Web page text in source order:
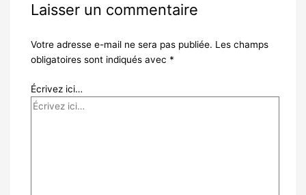
Laisser un commentaire
Votre adresse e-mail ne sera pas publiée. Les champs
obligatoires sont indiqués avec *
Écrivez ici…